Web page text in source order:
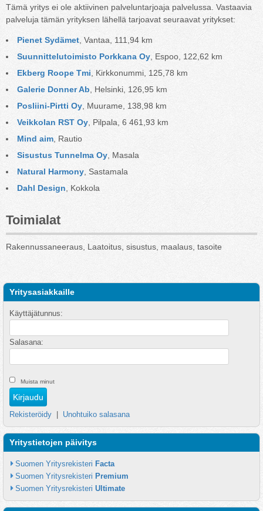
Tämä yritys ei ole aktiivinen palveluntarjoaja palvelussa. Vastaavia
palveluja tämän yrityksen lähellä tarjoavat seuraavat yritykset:
Pienet Sydämet , Vantaa, 111,94 km
Suunnittelutoimisto Porkkana Oy , Espoo, 122,62 km
Ekberg Roope Tmi , Kirkkonummi, 125,78 km
Galerie Donner Ab , Helsinki, 126,95 km
Posliini-Pirtti Oy , Muurame, 138,98 km
Veikkolan RST Oy , Pilpala, 6 461,93 km
Mind aim , Rautio
Sisustus Tunnelma Oy , Masala
Natural Harmony , Sastamala
Dahl Design , Kokkola
Toimialat
Rakennussaneeraus, Laatoitus, sisustus, maalaus, tasoite
Yritysasiakkaille
Käyttäjätunnus:
Salasana:
Muista minut
Rekisteröidy Unohtuiko salasana
Yritystietojen päivitys
Suomen Yritysrekisteri Facta
Suomen Yritysrekisteri Premium
Suomen Yritysrekisteri Ultimate